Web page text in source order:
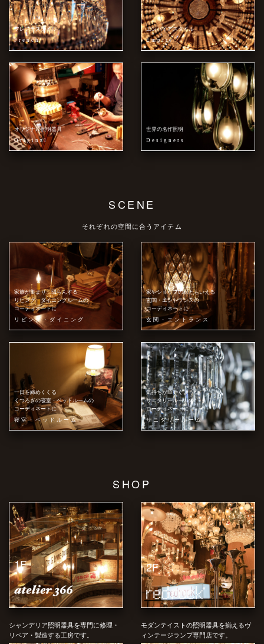
フレンチスタイル
French
エンパイアスタイル
Empire
オリジナル照明器具
Original
世界の名作照明
Designers
SCENE
それぞれの空間に合うアイテム
家族が集まり、団らんする
リビング・ダイニングルームの
コーディネートに
リビング・ダイニング
家やショップの顔ともいえる
玄関・エントランスの
コーディネートに
玄関・エントランス
一日を締めくくる
くつろぎの寝室・ベットルームの
コーディネートに
寝室・ベッドルーム
気持ちが華やぐような
サニタリールームの
コーディネートに
サニタリールーム
SHOP
1F
シャンデリア照明器具を専門に修理・
リペア・製造する工房です。
2F
モダンテイストの照明器具を揃えるヴ
ィンテージランプ専門店です。